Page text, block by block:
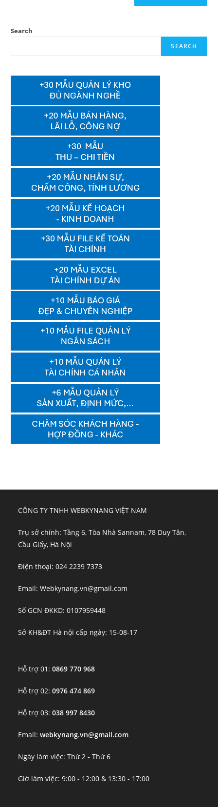
Search
SEARCH
CÔNG TY TNHH WEBKYNANG VIỆT NAM
Trụ sở chính: Tầng 6, Tòa Nhà Sannam, 78 Duy Tân,
Cầu Giấy, Hà Nội
Điện thoại: 024 2239 7373
Email: Webkynang.vn@gmail.com
Số GCN ĐKKD: 0107959448
Sở KH&ĐT Hà nội cấp ngày: 15-08-17
Hỗ trợ 01:0869 770 968
Hỗ trợ 02:0976 474 869
Hỗ trợ 03:038 997 8430
Email:webkynang.vn@gmail.com
Ngày làm việc: Thứ 2 - Thứ 6
Giờ làm việc: 9:00 - 12:00 & 13:30 - 17:00